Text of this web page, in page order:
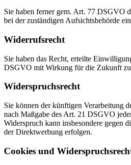
Sie haben ferner gem. Art. 77 DSGVO
bei der zustän­digen Aufsichts­be­hörde
Wider­rufs­recht
Sie haben das Recht, erteilte
DSGVO mit Wirkung für die Zukunft
Wider­spruchs­recht
Sie können der künftigen Verar­beitung
nach Maßgabe des Art. 21 DSGVO
Wider­spruch kann insbe­sondere gegen
der Direkt­werbung erfolgen.
Cookies und